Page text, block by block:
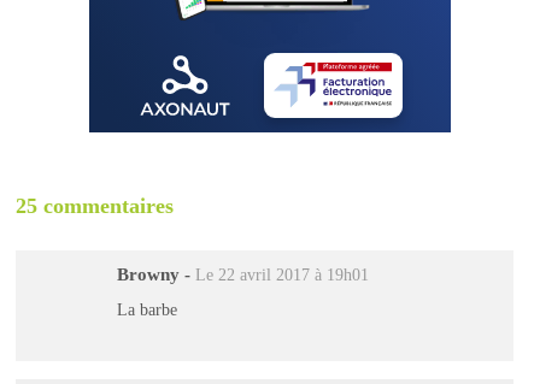
25 commentaires
Browny - Le 22 avril 2017 à 19h01
La barbe